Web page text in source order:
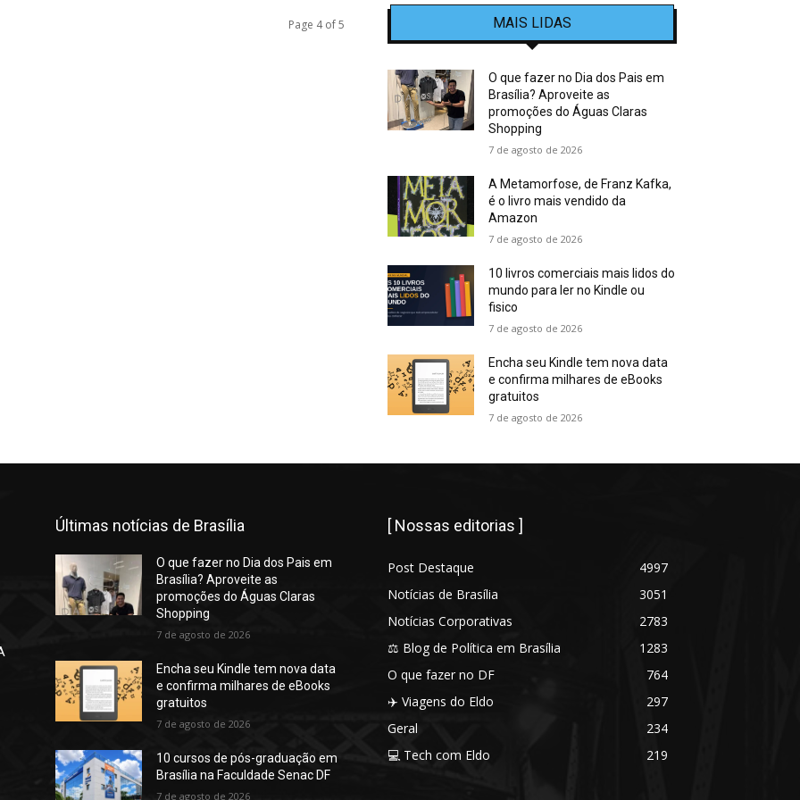
Page 4 of 5 MAIS LIDAS
O que fazer no Dia dos Pais em
Brasília? Aproveite as
promoções do Águas Claras
Shopping
7 de agosto de 2026
A Metamorfose, de Franz Kafka,
é o livro mais vendido da
Amazon
7 de agosto de 2026
10 livros comerciais mais lidos do
mundo para ler no Kindle ou
fisico
7 de agosto de 2026
Encha seu Kindle tem nova data
e confirma milhares de eBooks
gratuitos
7 de agosto de 2026
Últimas notícias de Brasília
O que fazer no Dia dos Pais em
Brasília? Aproveite as
promoções do Águas Claras
Shopping
7 de agosto de 2026
Encha seu Kindle tem nova data
e confirma milhares de eBooks
gratuitos
7 de agosto de 2026
10 cursos de pós-graduação em
Brasília na Faculdade Senac DF
7 de agosto de 2026
[ Nossas editorias ]
Post Destaque
4997
Notícias de Brasília
3051
Notícias Corporativas
2783
⚖️ Blog de Política em Brasília
1283
O que fazer no DF
764
✈️ Viagens do Eldo
297
Geral
234
💻 Tech com Eldo
219